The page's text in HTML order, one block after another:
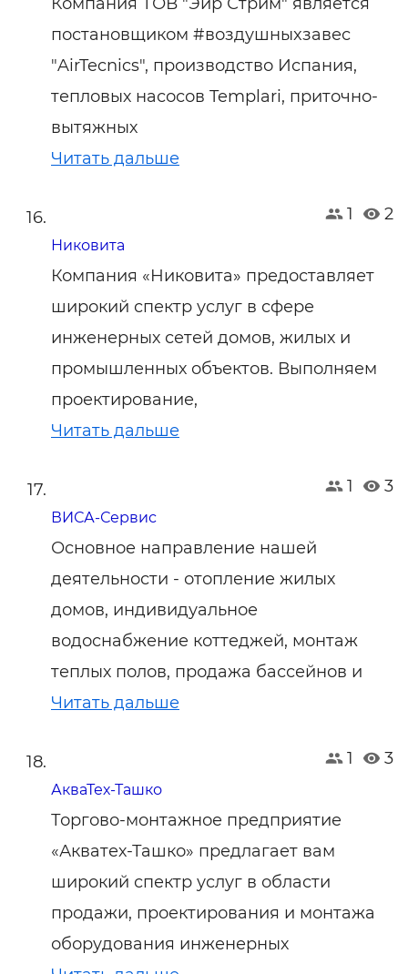
постановщиком #воздушныxзавес
"AirTecnics", производство Испания,
тепловых насосов Templari, приточно-
вытяжных
Читать дальше
1 2
Никовита
Компания «Никовита» предоставляет
широкий спектр услуг в сфере
инженерных сетей домов, жилых и
промышленных объектов. Выполняем
проектирование,
Читать дальше
1 3
ВИСА-Сервис
Основное направление нашей
деятельности - отопление жилых
домов, индивидуальное
водоснабжение коттеджей, монтаж
теплых полов, продажа бассейнов и
Читать дальше
1 3
АкваТех-Ташко
Торгово-монтажное предприятие
«Акватех-Ташко» предлагает вам
широкий спектр услуг в области
продажи, проектирования и монтажа
оборудования инженерных